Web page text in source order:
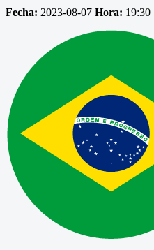
Fecha: 2023-08-07 Hora: 19:30